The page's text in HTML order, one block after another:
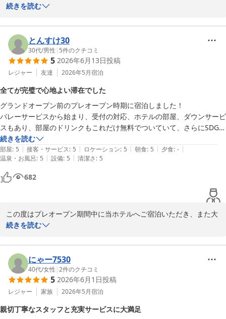
ＰＧＭホテルリゾート沖縄 スタッフ一同
ＰＧＭホテルリゾート沖縄（２０２６年７月ＧＲＡＮＤ ＯＰＥ
Ｎ）
2026-08-02
感想をお寄せいただきまして誠にありがとうございます。
ご滞在当日はあいにくの豪雨だったとのことですが、館内施設や動
線にご満足いただき、快適にお過ごしいただけたご様子を大変嬉し
く拝読いたしました。
また、サウナのクールダウンルームの雪が降る幻想的な空間もお楽
ける当ホテルならではの体験として、多くのお客様にご好評をいた
だいております。
さらに、スタッフのホスピタリティにつきましても温かいお言葉を
頂戴し、心より御礼申し上げます。お客様からのお言葉は私どもに
とって大きな励みでございます。
改めまして、たくさんのお写真をご投稿いただきありがとうござい
ました。次回はぜひ晴れた日の景色もお楽しみいただければ幸いで
またのお越しをスタッフ一同、心よりお待ちしております。
ＰＧＭホテルリゾート沖縄（２０２６年４月２５日 先行営業開
始）
2026-06-19
続きを読む
とんすけ30
30代/男性 | 5件のクチコミ
5 2026年6月13日投稿
レジャー 友達 2026年5月宿泊
全てが完璧で心地よい滞在でした
グランドオープン前のプレオープン時期に宿泊しました！
バレーサービスから始まり、受付の対応、ホテルの部屋、ダウンサービ
スもあり、部屋のドリンクもこれだけ無料でついていて、さらにSDGS
ということで部屋に1人ずつ水を入れるタンブラーの用意もあり、ス
パ、サウナにもデトックスウォーターと普通の水が置いてあり、とにか
く全てが何の不自由もなく、とても心地よく過ごせたホテルでした！
本当にここはもう少しこうしたほうが…というのがなく、気持ちよく過
ごせました！
食事は朝食しか食べてませんが、とても美味しくて時間も長いこと滞在
ぜひまた行きたいと思います！
続きを読む
部屋: 5 | 接客・サービス: 5 | ロケーション: 5 | 朝食: 5 | 夕食: - |
温泉・お風呂: 5 | 設備: 5 | 清潔さ: 5
682
この度はプレオープン期間中に当ホテルへご宿泊いただき、また大
変嬉しいご感想をお寄せいただきまして誠にありがとうございま
バレーサービスから始まり、フロントスタッフの対応、お部屋での
ご滞在、ターンダウンサービスまで、細やかな点にも目を留めてい
ただき、お褒めのお言葉を頂戴できましたこと、スタッフ一同心よ
り嬉しく拝読いたしました。
お部屋のドリンクサービスやタンブラーのご用意、スパ・サウナで
続きを読む
にゃー7530
40代/女性 |2件のクチコミ
5 2026年6月1日投稿
レジャー 家族 2026年5月宿泊
親切丁寧なスタッフと充実サービスに大満足